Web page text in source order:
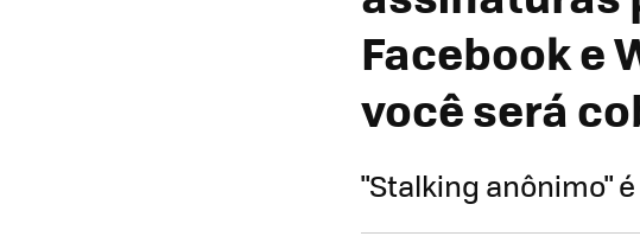
Facebook e
você será
"Stalking anônimo"